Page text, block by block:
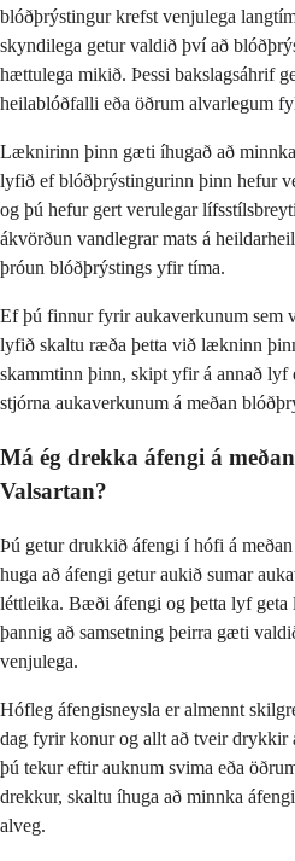
blóðþrýstingur krefst venjulega
skyndilega getur valdið því að
hættulega mikið. Þessi bakslagsáhrif
heilablóðfalli eða öðrum alvarlegum
Læknirinn þinn gæti íhugað að
lyfið ef blóðþrýstingurinn þinn hefur
og þú hefur gert verulegar
ákvörðun vandlegrar mats á
þróun blóðþrýstings yfir tíma.
Ef þú finnur fyrir aukaverkunum sem
lyfið skaltu ræða þetta við lækninn
skammtinn þinn, skipt yfir á annað lyf
stjórna aukaverkunum á meðan
Má ég drekka áfengi á
Valsartan?
Þú getur drukkið áfengi í hófi á
huga að áfengi getur aukið sumar
léttleika. Bæði áfengi og þetta lyf
þannig að samsetning þeirra gæti
venjulega.
Hófleg áfengisneysla er almennt
dag fyrir konur og allt að tveir drykkir
þú tekur eftir auknum svima eða
drekkur, skaltu íhuga að minnka
alveg.